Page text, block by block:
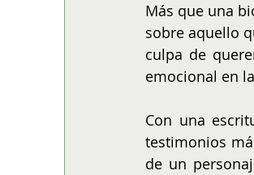
Más que una
sobre aquello
culpa de
emocional en
Con una
testimonios
de un